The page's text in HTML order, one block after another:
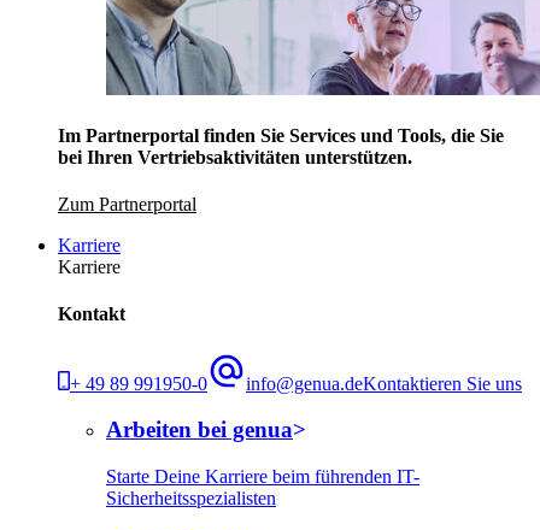
Im Partnerportal finden Sie Services und Tools, die Sie
bei Ihren Vertriebsaktivitäten unterstützen.
Zum Partnerportal
Karriere
Karriere
Kontakt
+ 49 89 991950-0 info@genua.deKontaktieren Sie uns
Arbeiten bei genua
Starte Deine Karriere beim führenden IT-
Sicherheitsspezialisten